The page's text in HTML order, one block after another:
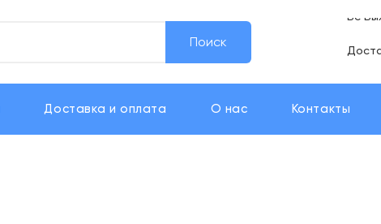
Поиск
Доставка и оплата О нас Контакты